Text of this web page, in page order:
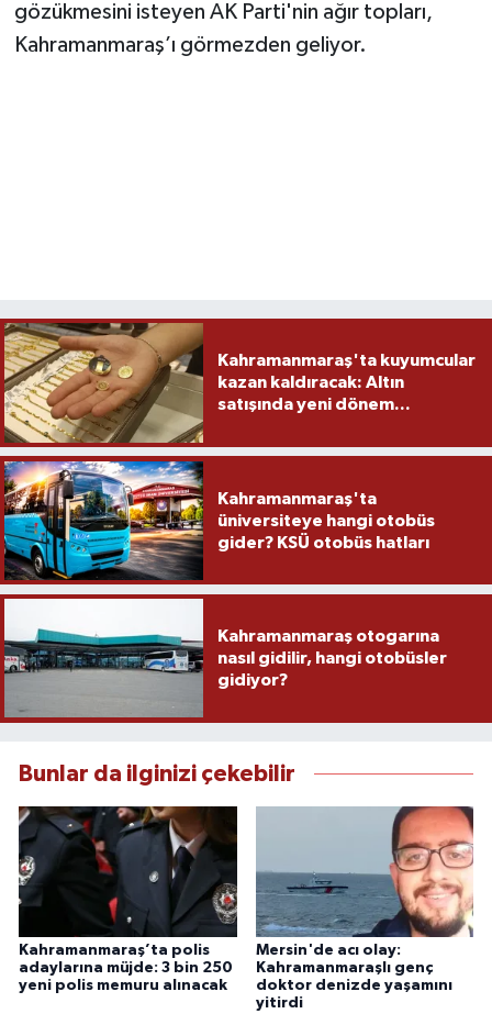
gözükmesini isteyen AK Parti'nin ağır topları,
Kahramanmaraş’ı görmezden geliyor.
Kahramanmaraş'ta kuyumcular
kazan kaldıracak: Altın
satışında yeni dönem...
Kahramanmaraş'ta
üniversiteye hangi otobüs
gider? KSÜ otobüs hatları
Kahramanmaraş otogarına
nasıl gidilir, hangi otobüsler
gidiyor?
Bunlar da ilginizi çekebilir
Kahramanmaraş’ta polis
adaylarına müjde: 3 bin 250
yeni polis memuru alınacak
Mersin'de acı olay:
Kahramanmaraşlı genç
doktor denizde yaşamını
yitirdi